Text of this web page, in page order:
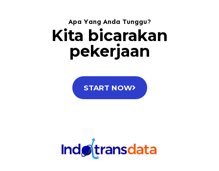
Apa Yang Anda Tunggu?
Kita bicarakan
pekerjaan
START NOW